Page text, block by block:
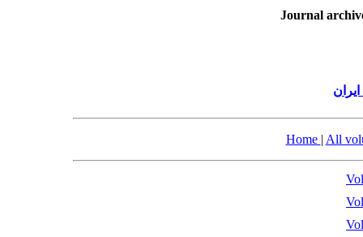
Journal
Home | All